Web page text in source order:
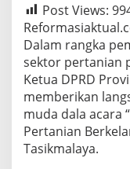
Post Views:
Dalam rangka
sektor pertanian
Ketua DPRD
memberikan
muda dala acara
Pertanian
Tasikmalaya.